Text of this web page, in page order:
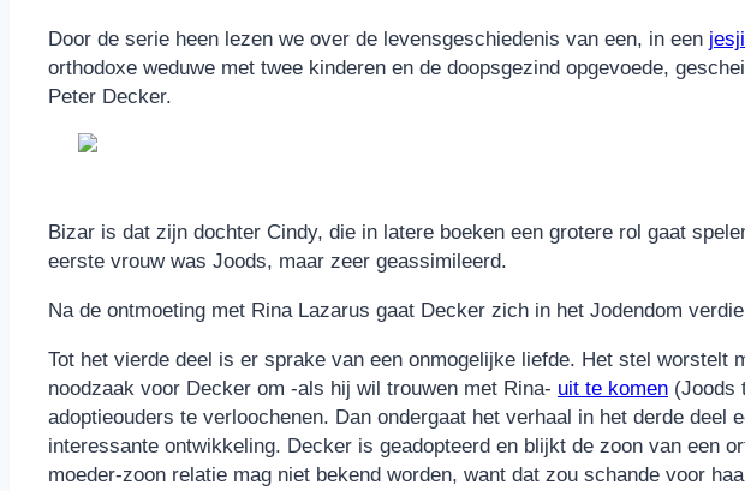
Door de serie heen lezen we over de levensgeschiedenis van een, in een
orthodoxe weduwe met twee kinderen en de doopsgezind opgevoede,
Peter Decker.
Bizar is dat zijn dochter Cindy, die in latere boeken een grotere rol gaat
eerste vrouw was Joods, maar zeer geassimileerd.
Na de ontmoeting met Rina Lazarus gaat Decker zich in het Jodendom
Tot het vierde deel is er sprake van een onmogelijke liefde. Het stel worstelt
noodzaak voor Decker om -als hij wil trouwen met Rina- uit te komen (Joods
adoptieouders te verloochenen. Dan ondergaat het verhaal in het derde deel
interessante ontwikkeling. Decker is geadopteerd en blijkt de zoon van een
moeder-zoon relatie mag niet bekend worden, want dat zou schande voor